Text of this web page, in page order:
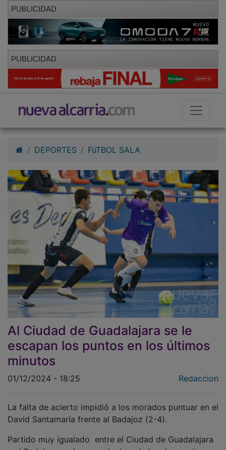
PUBLICIDAD
PUBLICIDAD
Al Ciudad de Guadalajara se le
escapan los puntos en los últimos
minutos
David Santamaría frente al Badajoz (2-4).
y el Badajoz en el que cualquiera de los dos equipos